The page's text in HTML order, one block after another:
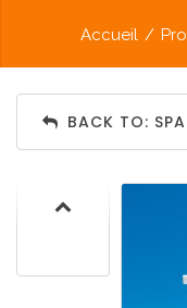
Accueil /
BACK TO: